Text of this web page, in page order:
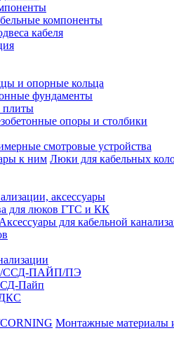
компоненты
кабеля
и опорные кольца
фундаменты
плиты
опоры и столбики
смотровые устройства
Люки для кабельных
аксессуары
для люков ГТС и КК
Аксессуары для кабельной
ССД-ПАЙП/ПЭ
Пайп
ДКС
Монтажные материалы